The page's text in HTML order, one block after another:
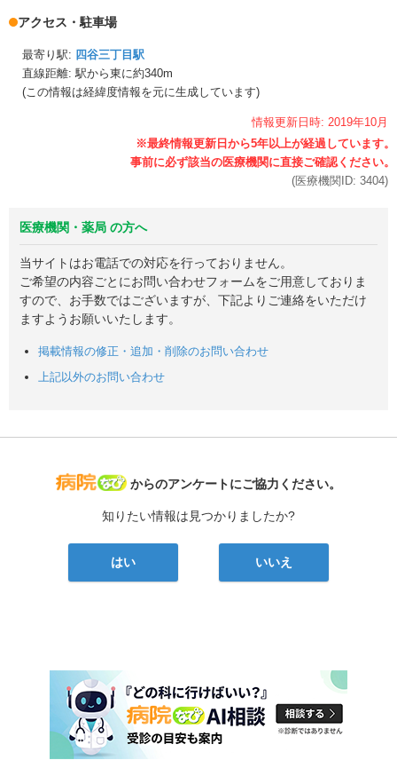
アクセス・駐車場
最寄り駅: 四谷三丁目駅
直線距離: 駅から東に約340m
(この情報は経緯度情報を元に生成しています)
情報更新日時: 2019年10月
(医療機関ID: 3404)
医療機関・薬局 の方へ
当サイトはお電話での対応を行っておりません。
ご希望の内容ごとにお問い合わせフォームをご用意しておりま
すので、お手数ではございますが、下記よりご連絡をいただけ
ますようお願いいたします。
掲載情報の修正・追加・削除のお問い合わせ
上記以外のお問い合わせ
病院なび
からのアンケートにご協力ください。
知りたい情報は見つかりましたか?
はい いいえ